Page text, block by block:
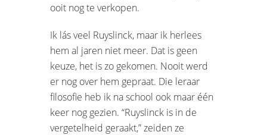
ooit nog te verkopen.
Ik lás veel Ruyslinck, maar ik herlees
hem al jaren niet meer. Dat is geen
keuze, het is zo gekomen. Nooit werd
er nog over hem gepraat. Die leraar
filosofie heb ik na school ook maar één
keer nog gezien. “Ruyslinck is in de
vergetelheid geraakt,” zeiden ze